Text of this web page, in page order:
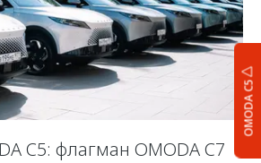
OMODA C5
C5: флагман OMODA C7